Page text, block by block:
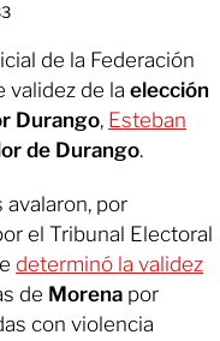
de la Federación
validez de la elección
Durango, Esteban
de Durango.
avalaron, por
el Tribunal Electoral
determinó la validez
de Morena por
con violencia